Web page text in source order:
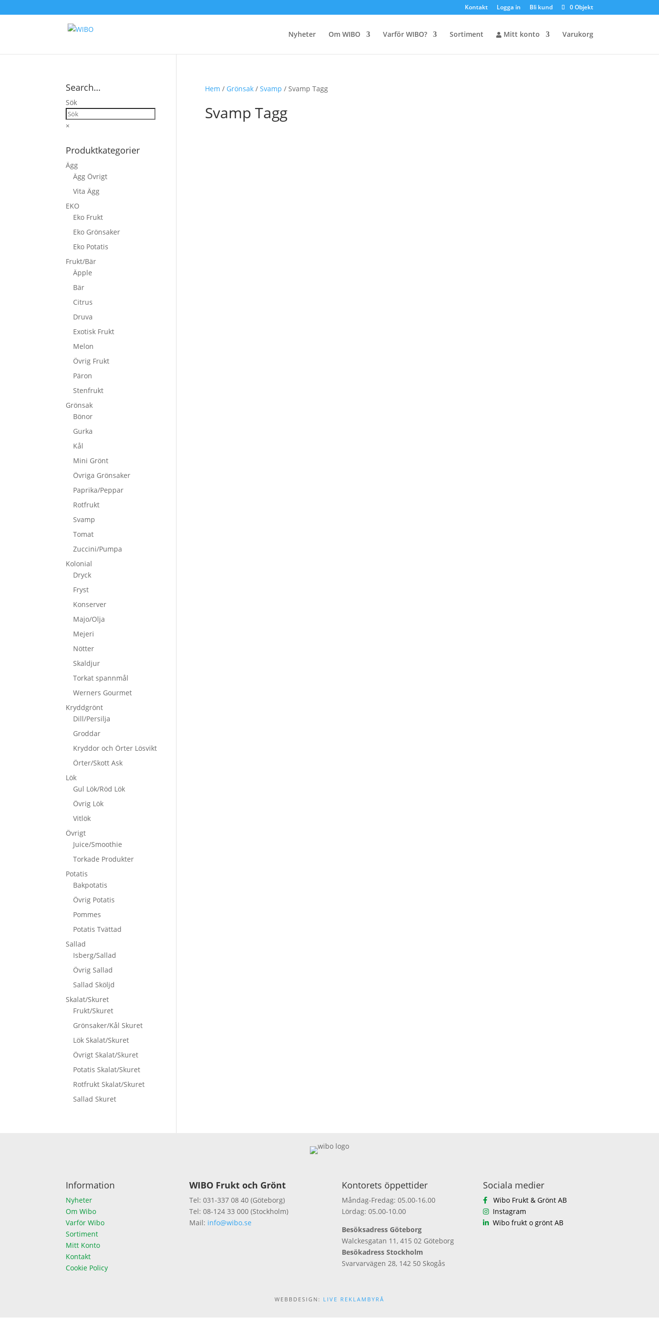
Kontakt Logga in Bli kund 0 Objekt
Nyheter Om WIBO Varför WIBO? Sortiment Mitt konto Varukorg
Hem / Grönsak/ Svamp / Svamp Tagg
Svamp Tagg
Search…
Sök
×
Produktkategorier
Ägg
Ägg Övrigt
Vita Ägg
EKO
Eko Frukt
Eko Grönsaker
Eko Potatis
Frukt/Bär
Äpple
Bär
Citrus
Druva
Exotisk Frukt
Melon
Övrig Frukt
Päron
Stenfrukt
Grönsak
Bönor
Gurka
Kål
Mini Grönt
Övriga Grönsaker
Paprika/Peppar
Rotfrukt
Svamp
Tomat
Zuccini/Pumpa
Kolonial
Dryck
Fryst
Konserver
Majo/Olja
Mejeri
Nötter
Skaldjur
Torkat spannmål
Werners Gourmet
Kryddgrönt
Dill/Persilja
Groddar
Kryddor och Örter Lösvikt
Örter/Skott Ask
Lök
Gul Lök/Röd Lök
Övrig Lök
Vitlök
Övrigt
Juice/Smoothie
Torkade Produkter
Potatis
Bakpotatis
Övrig Potatis
Pommes
Potatis Tvättad
Sallad
Isberg/Sallad
Övrig Sallad
Sallad Sköljd
Skalat/Skuret
Frukt/Skuret
Grönsaker/Kål Skuret
Lök Skalat/Skuret
Övrigt Skalat/Skuret
Potatis Skalat/Skuret
Rotfrukt Skalat/Skuret
Sallad Skuret
Information
Nyheter
Om Wibo
Varför Wibo
Sortiment
Mitt Konto
Kontakt
Cookie Policy
WIBO Frukt och Grönt
Tel: 031-337 08 40 (Göteborg)
Tel: 08-124 33 000 (Stockholm)
Mail: info@wibo.se
Kontorets öppettider
Måndag-Fredag: 05.00-16.00
Lördag: 05.00-10.00
Besöksadress Göteborg
Walckesgatan 11, 415 02 Göteborg
Besökadress Stockholm
Svarvarvägen 28, 142 50 Skogås
Sociala medier
Wibo Frukt & Grönt AB
Instagram
Wibo frukt o grönt AB
WEBBDESIGN: LIVE REKLAMBYRÅ